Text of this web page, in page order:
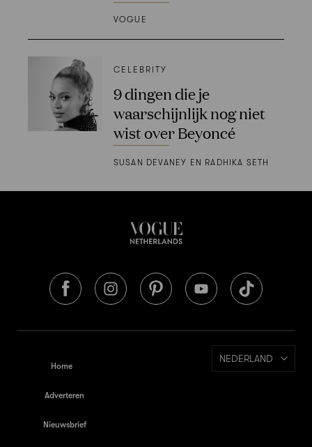
VOGUE
CELEBRITY
9 dingen die je
waarschijnlijk nog niet
wist over Beyoncé
SUSAN DEVANEY EN RADHIKA SETH
Home
Adverteren
Nieuwsbrief
NEDERLAND